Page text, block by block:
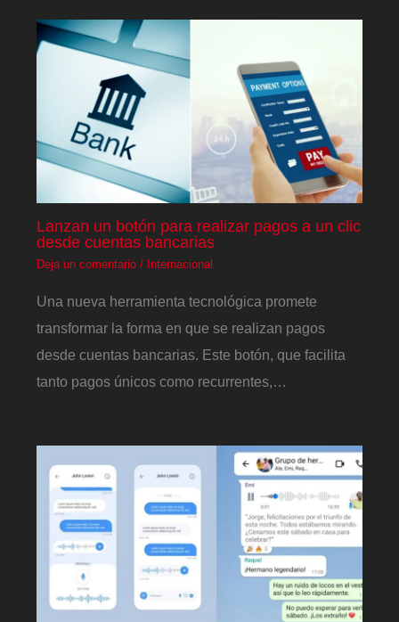
Lanzan un botón para realizar pagos a un clic
desde cuentas bancarias
Deja un comentario / Internacional
Una nueva herramienta tecnológica promete
transformar la forma en que se realizan pagos
desde cuentas bancarias. Este botón, que facilita
tanto pagos únicos como recurrentes,…